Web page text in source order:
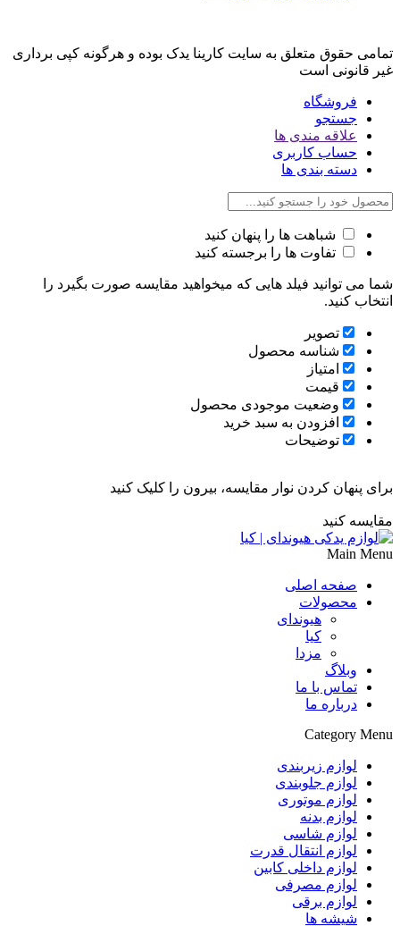
تمامی حقوق متعلق به سایت کارینا یدک بوده و هرگونه کپی برداری
غیر قانونی است
فروشگاه
جستجو
علاقه مندی ها
حساب کاربری
دسته بندی ها
شباهت ها را پنهان کنید
تفاوت ها را برجسته کنید
شما می توانید فیلد هایی که میخواهید مقایسه صورت بگیرد را
انتخاب کنید.
تصویر
شناسه محصول
امتیاز
قیمت
وضعیت موجودی محصول
افزودن به سبد خرید
توضیحات
برای پنهان کردن نوار مقایسه، بیرون را کلیک کنید
مقایسه کنید
Main Menu
صفحه اصلی
محصولات
هیوندای
کیا
مزدا
وبلاگ
تماس با ما
درباره ما
Category Menu
لوازم زیربندی
لوازم جلوبندی
لوازم موتوری
لوازم بدنه
لوازم شاسی
لوازم انتقال قدرت
لوازم داخلی کابین
لوازم مصرفی
لوازم برقی
شیشه ها